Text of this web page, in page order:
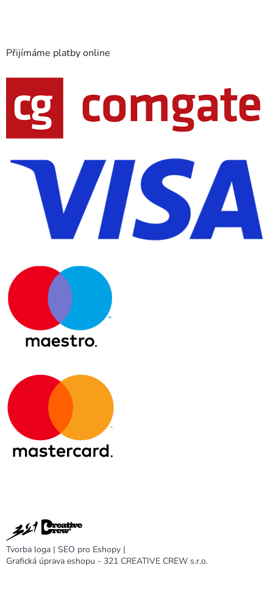
Přijímáme platby online
Tvorba loga | SEO pro Eshopy |
Grafická úprava eshopu - 321 CREATIVE CREW s.r.o.